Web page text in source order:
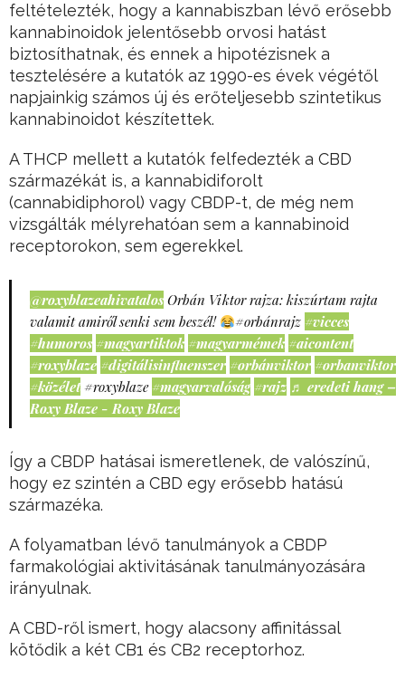
feltételezték, hogy a kannabiszban lévő erősebb
kannabinoidok jelentősebb orvosi hatást
biztosíthatnak, és ennek a hipotézisnek a
tesztelésére a kutatók az 1990-es évek végétől
napjainkig számos új és erőteljesebb szintetikus
kannabinoidot készítettek.
A THCP mellett a kutatók felfedezték a CBD
származékát is, a kannabidiforolt
(cannabidiphorol) vagy CBDP-t, de még nem
vizsgálták mélyrehatóan sem a kannabinoid
receptorokon, sem egerekkel.
@roxyblazeahivatalos Orbán Viktor rajza: kiszúrtam rajta
valamit amiről senki sem beszél!
#orbánrajz #vicces
#humoros #magyartiktok #magyarmémek #aicontent
#roxyblaze #digitálisinfluenszer #orbánviktor #orbanviktor
#közélet #roxyblaze #magyarvalóság #rajz ♬ eredeti hang –
Roxy Blaze - Roxy Blaze
Így a CBDP hatásai ismeretlenek, de valószínű,
hogy ez szintén a CBD egy erősebb hatású
származéka.
A folyamatban lévő tanulmányok a CBDP
farmakológiai aktivitásának tanulmányozására
irányulnak.
A CBD-ről ismert, hogy alacsony affinitással
kötődik a két CB1 és CB2 receptorhoz.